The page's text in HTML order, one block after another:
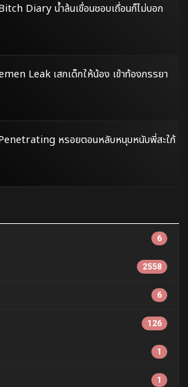
Diary น้ำล้นเขื่อนชอบเถื่อนก็ไม่บอก
Leak เสกเด็กให้น้อง เข้าท้องภรรยา
หรอยตอนหลับหนุบหนับพี่สะใภ้
6
2558
6
126
1
1